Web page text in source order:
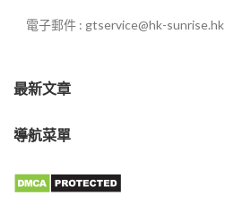
電子郵件 : gtservice@hk-sunrise.hk
最新文章
導航菜單